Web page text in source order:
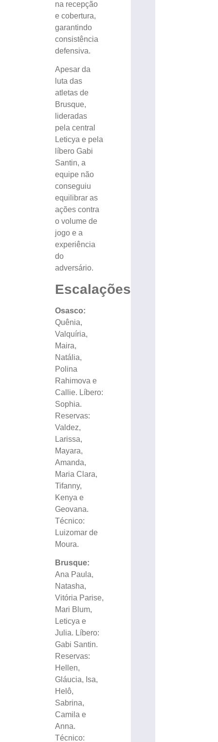
na recepção
e cobertura,
garantindo
consistência
defensiva.
Apesar da
luta das
atletas de
Brusque,
lideradas
pela central
Leticya e pela
líbero Gabi
Santin, a
equipe não
conseguiu
equilibrar as
ações contra
o volume de
jogo e a
experiência
do
adversário.
Escalações
Osasco:
Quênia,
Valquíria,
Maira,
Natália,
Polina
Rahimova e
Callie. Líbero:
Sophia.
Reservas:
Valdez,
Larissa,
Mayara,
Amanda,
Maria Clara,
Tifanny,
Kenya e
Geovana.
Técnico:
Luizomar de
Moura.
Brusque:
Ana Paula,
Natasha,
Vitória Parise,
Mari Blum,
Leticya e
Julia. Líbero:
Gabi Santin.
Reservas:
Hellen,
Gláucia, Isa,
Helô,
Sabrina,
Camila e
Anna.
Técnico: